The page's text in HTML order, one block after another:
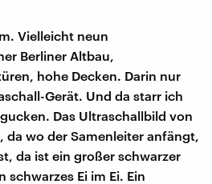
Vielleicht neun
Berliner Altbau,
hohe Decken. Darin nur
Gerät. Und da starr ich
Das Ultraschallbild von
da wo der Samenleiter anfängt,
da ist ein großer schwarzer
schwarzes Ei im Ei. Ein